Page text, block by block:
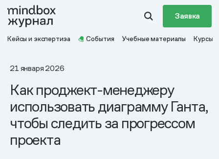
Заявка
Кейсы и экспертиза События Учебные материалы Курсы
21 января 2026
Как проджект-менеджеру
использовать диаграмму Ганта,
чтобы следить за прогрессом
проекта